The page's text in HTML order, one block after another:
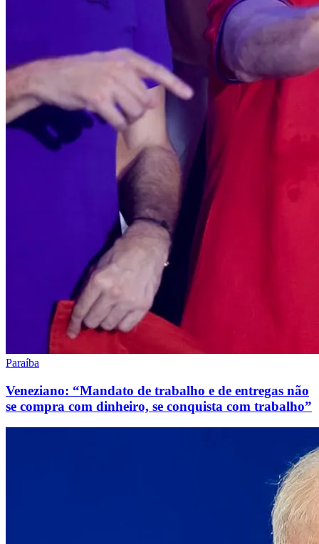
Paraíba
Veneziano: “Mandato de trabalho e de entregas não
se compra com dinheiro, se conquista com trabalho”